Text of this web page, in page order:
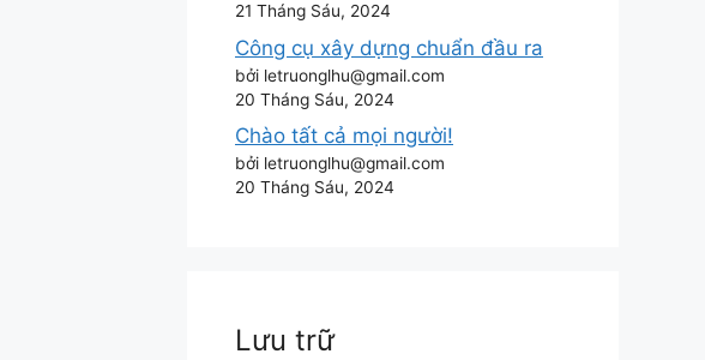
21 Tháng Sáu, 2024
Công cụ xây dựng chuẩn đầu ra
bởi letruonglhu@gmail.com
20 Tháng Sáu, 2024
Chào tất cả mọi người!
bởi letruonglhu@gmail.com
20 Tháng Sáu, 2024
Lưu trữ